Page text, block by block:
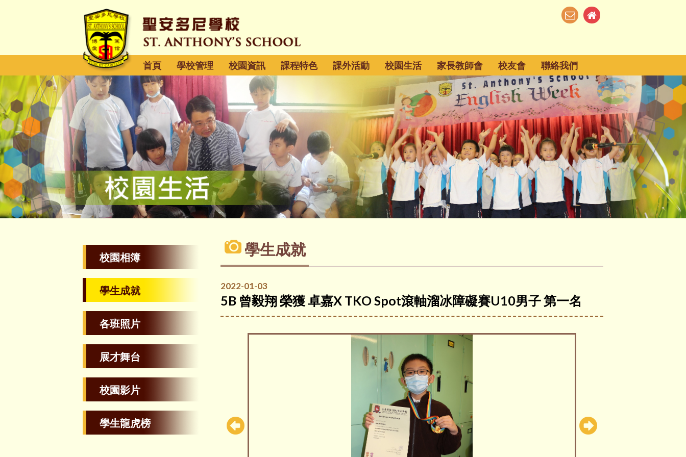
首頁 學校管理 校園資訊 課程特色 課外活動 校園生活 家長教師會 校友會 聯絡我們
校園相簿
學生成就
各班照片
展才舞台
校園影片
學生龍虎榜
學生成就
2022-01-03
5B 曾毅翔 榮獲 卓嘉X TKO Spot滾軸溜冰障礙賽U10男子 第一名